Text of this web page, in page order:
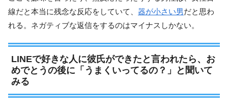
線だと本当に残念な反応をしていて、 器が小さい男だと思わ
れる。ネガティブな返信をするのはマイナスしかない。
LINEで好きな人に彼氏ができたと言われたら、お
めでとうの後に「うまくいってるの？」と聞いて
みる